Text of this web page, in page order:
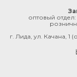
оптовый отдел:
г. Лида, ул. Качана, 1